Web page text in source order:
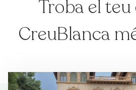
Troba el
CreuBlanca